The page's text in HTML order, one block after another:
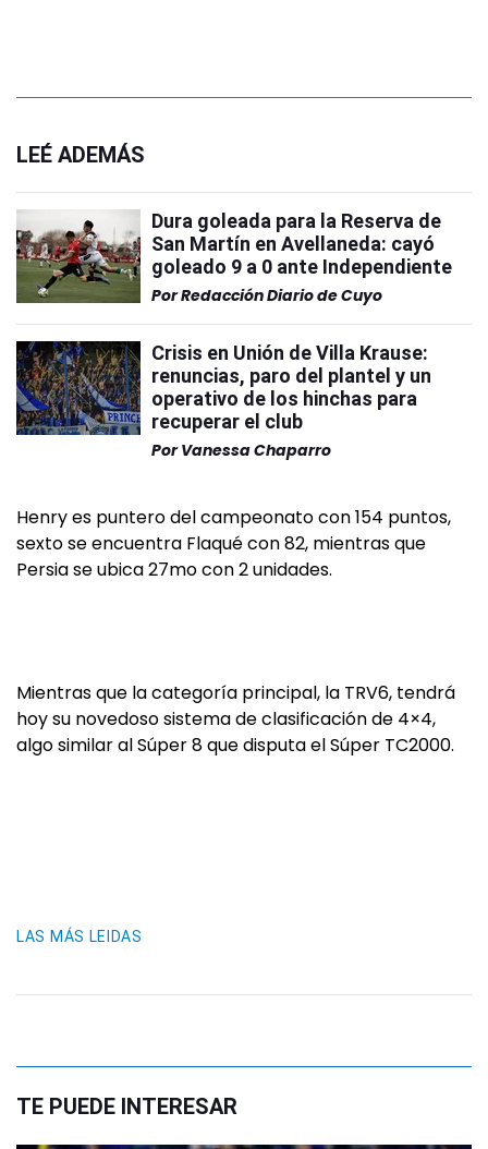
LEÉ ADEMÁS
Dura goleada para la Reserva de
San Martín en Avellaneda: cayó
goleado 9 a 0 ante Independiente
PorRedacción Diario de Cuyo
Crisis en Unión de Villa Krause:
renuncias, paro del plantel y un
operativo de los hinchas para
recuperar el club
Por Vanessa Chaparro
Henry es puntero del campeonato con 154 puntos,
sexto se encuentra Flaqué con 82, mientras que
Persia se ubica 27mo con 2 unidades.
Mientras que la categoría principal, la TRV6, tendrá
hoy su novedoso sistema de clasificación de 4×4,
algo similar al Súper 8 que disputa el Súper TC2000.
LAS MÁS LEIDAS
TE PUEDE INTERESAR